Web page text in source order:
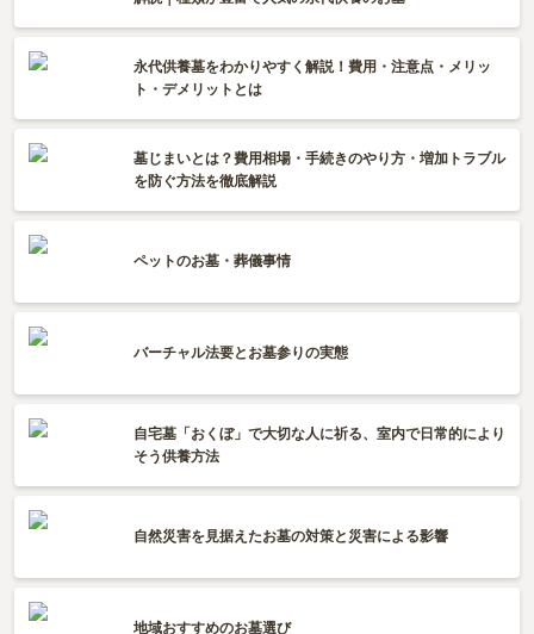
香川
愛媛
徳島
佐賀
沖縄
永代供養墓をわかりやすく解説！費用・注意点・メリッ
ト・デメリットとは
墓じまいとは？費用相場・手続きのやり方・増加トラブル
を防ぐ方法を徹底解説
ペットのお墓・葬儀事情
バーチャル法要とお墓参りの実態
自宅墓「おくぼ」で大切な人に祈る、室内で日常的により
そう供養方法
自然災害を見据えたお墓の対策と災害による影響
地域おすすめのお墓選び